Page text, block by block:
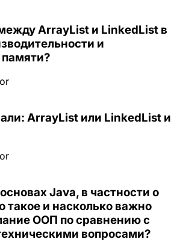
ArrayList и LinkedList в
и
ArrayList или LinkedList и
Java, в частности о
такое и насколько важно
ООП по сравнению с
вопросами?